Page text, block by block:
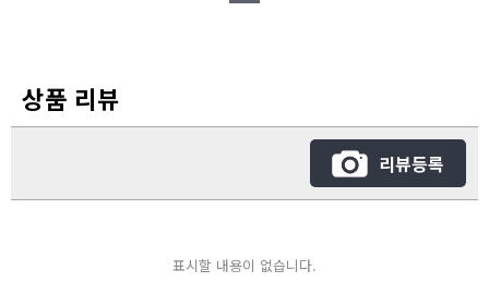
상품 리뷰
리뷰등록
표시할 내용이 없습니다.